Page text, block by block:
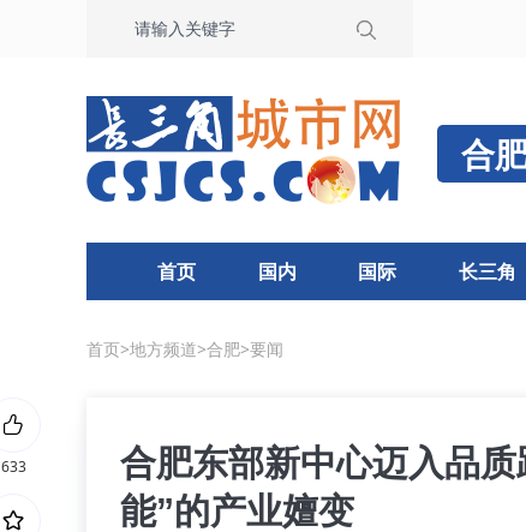
合
首页 国内 国际 长三角
首页>地方频道>合肥>要闻
合肥东部新中心迈入品
能”的产业嬗变
633